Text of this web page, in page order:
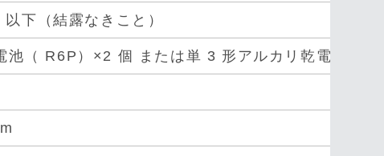
下（結露なきこと）
池（ R6P）×2 個 または単 3 形アルカリ乾電池（